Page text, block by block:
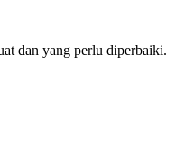
dan yang perlu diperbaiki.